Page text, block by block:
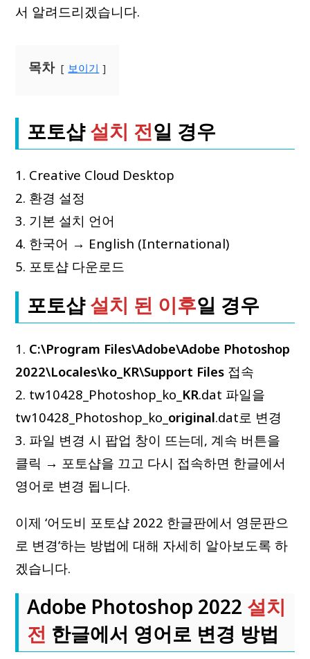
서 알려드리겠습니다.
목차 보이기
포토샵설치 전일 경우
1. Creative Cloud Desktop
2. 환경 설정
3. 기본 설치 언어
4. 한국어 → English (International)
5. 포토샵 다운로드
포토샵설치 된 이후일 경우
1. C:\Program Files\Adobe\Adobe Photoshop
2022\Locales\ko_KR\Support Files 접속
2. tw10428_Photoshop_ko_ KR.dat 파일을
tw10428_Photoshop_ko_ original.dat로 변경
3. 파일 변경 시 팝업 창이 뜨는데, 계속 버튼을
클릭 → 포토샵을 끄고 다시 접속하면 한글에서
영어로 변경 됩니다.
이제 ‘어도비 포토샵 2022 한글판에서 영문판으
로 변경’하는 방법에 대해 자세히 알아보도록 하
겠습니다.
Adobe Photoshop 2022 설치
전 한글에서 영어로 변경 방법